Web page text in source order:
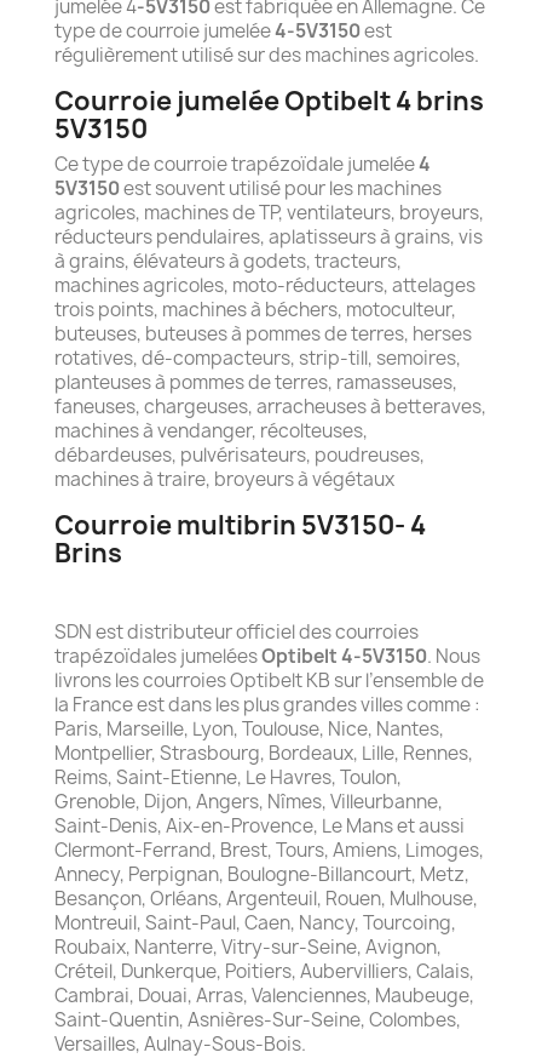
jumelée 4-5V3150est fabriquée en Allemagne. Ce
type de courroie jumelée4-5V3150est
régulièrement utilisé sur des machines agricoles.
Courroie jumelée Optibelt 4 brins
5V3150
Ce type de courroie trapézoïdale jumelée4
5V3150est souvent utilisé pour les machines
agricoles, machines de TP, ventilateurs, broyeurs,
réducteurs pendulaires, aplatisseurs à grains, vis
à grains, élévateurs à godets, tracteurs,
machines agricoles, moto-réducteurs, attelages
trois points, machines à béchers, motoculteur,
buteuses, buteuses à pommes de terres, herses
rotatives, dé-compacteurs, strip-till, semoires,
planteuses à pommes de terres, ramasseuses,
faneuses, chargeuses, arracheuses à betteraves,
machines à vendanger, récolteuses,
débardeuses, pulvérisateurs, poudreuses,
machines à traire, broyeurs à végétaux
Courroie multibrin 5V3150- 4
Brins
SDN est distributeur officiel des courroies
trapézoïdales jumeléesOptibelt 4-5V3150. Nous
livrons les courroies Optibelt KB sur l’ensemble de
la France est dans les plus grandes villes comme :
Paris, Marseille, Lyon, Toulouse, Nice, Nantes,
Montpellier, Strasbourg, Bordeaux, Lille, Rennes,
Reims, Saint-Etienne, Le Havres, Toulon,
Grenoble, Dijon, Angers, Nîmes, Villeurbanne,
Saint-Denis, Aix-en-Provence, Le Mans et aussi
Clermont-Ferrand, Brest, Tours, Amiens, Limoges,
Annecy, Perpignan, Boulogne-Billancourt, Metz,
Besançon, Orléans, Argenteuil, Rouen, Mulhouse,
Montreuil, Saint-Paul, Caen, Nancy, Tourcoing,
Roubaix, Nanterre, Vitry-sur-Seine, Avignon,
Créteil, Dunkerque, Poitiers, Aubervilliers, Calais,
Cambrai, Douai, Arras, Valenciennes, Maubeuge,
Saint-Quentin, Asnières-Sur-Seine, Colombes,
Versailles, Aulnay-Sous-Bois.